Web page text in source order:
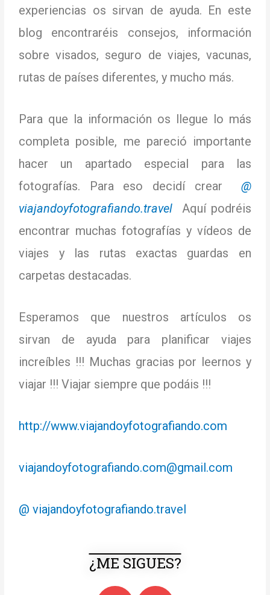
experiencias os sirvan de ayuda. En este
blog encontraréis consejos, información
sobre visados, seguro de viajes, vacunas,
rutas de países diferentes, y mucho más.
Para que la información os llegue lo más
completa posible, me pareció importante
hacer un apartado especial para las
fotografías. Para eso decidí crear
@
viajandoyfotografiando.travel
Aquí podréis
encontrar muchas fotografías y vídeos de
viajes y las rutas exactas guardas en
carpetas destacadas.
Esperamos que nuestros artículos os
sirvan de ayuda para planificar viajes
increíbles !!! Muchas gracias por leernos y
viajar !!!Viajar siempre que podáis !!!
http://www.viajandoyfotografiando.com
viajandoyfotografiando.com@gmail.com
@ viajandoyfotografiando.travel
¿ME SIGUES?